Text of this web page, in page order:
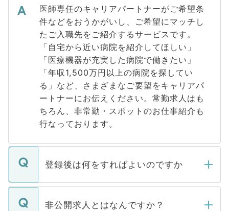
医師専任のキャリアパートナーがご希望条
件などをおうかがいし、ご希望にマッチし
たご入職先をご紹介するサービスです。
「自宅から近い病院を紹介してほしい」
「医療機器が充実した病院で働きたい」
「年収1,500万円以上の病院を探してい
る」など、さまざまなご要望をキャリアパ
ートナーにお伝えください。常勤求人はも
ちろん、非常勤・スポットのお仕事紹介も
行なっております。
登録後は何をすればよいのですか
ご登録いただきましたら、弊社担当者がご
登録内容を確認し、その後メールもしくは
非公開求人とはなんですか？